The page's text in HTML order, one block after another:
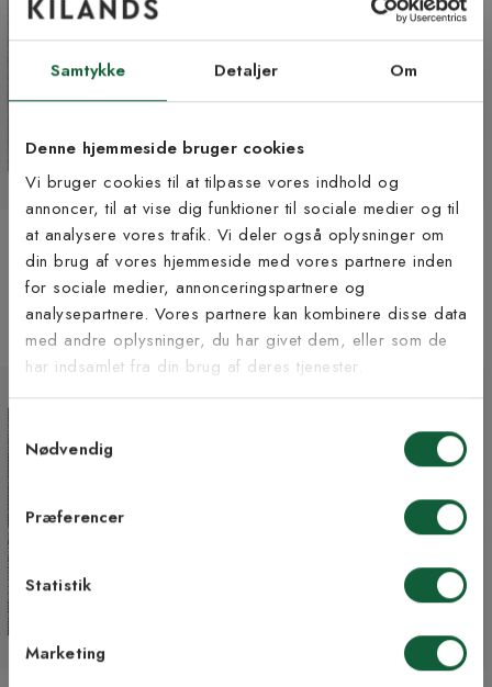
Samtykke Detaljer Om
Denne hjemmeside bruger cookies
Vi bruger cookies til at tilpasse vores indhold og
annoncer, til at vise dig funktioner til sociale medier og til
at analysere vores trafik. Vi deler også oplysninger om
din brug af vores hjemmeside med vores partnere inden
for sociale medier, annonceringspartnere og
analysepartnere. Vores partnere kan kombinere disse data
med andre oplysninger, du har givet dem, eller som de
har indsamlet fra din brug af deres tjenester.
Samtykkevalg
Nødvendig
Præferencer
Statistik
Marketing
Matador beige 33 -
tæppeflise
109 kr
+13 farver
Matador brun 45 -
tæppeflise
109 kr
+13 farver
Tilmeld dig vores
nyhedsbrev
Vær blandt de første til at modtage vores tilbud,
tips og nyheder.
modtage nyhedsbreve fra Kilands